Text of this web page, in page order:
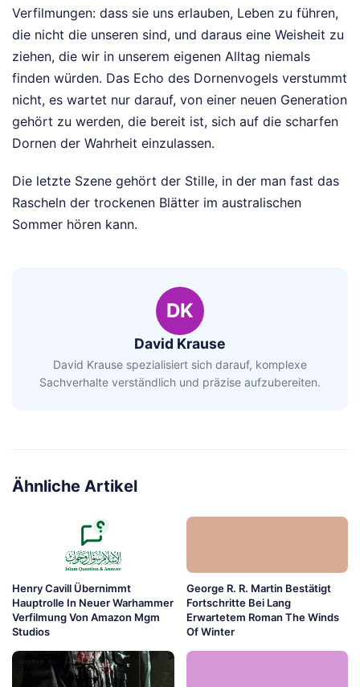
Verfilmungen: dass sie uns erlauben, Leben zu führen,
die nicht die unseren sind, und daraus eine Weisheit zu
ziehen, die wir in unserem eigenen Alltag niemals
finden würden. Das Echo des Dornenvogels verstummt
nicht, es wartet nur darauf, von einer neuen Generation
gehört zu werden, die bereit ist, sich auf die scharfen
Dornen der Wahrheit einzulassen.
Die letzte Szene gehört der Stille, in der man fast das
Rascheln der trockenen Blätter im australischen
Sommer hören kann.
DK
David Krause
David Krause spezialisiert sich darauf, komplexe
Sachverhalte verständlich und präzise aufzubereiten.
Ähnliche Artikel
Henry Cavill Übernimmt
Hauptrolle In Neuer Warhammer
Verfilmung Von Amazon Mgm
Studios
George R. R. Martin Bestätigt
Fortschritte Bei Lang
Erwartetem Roman The Winds
Of Winter